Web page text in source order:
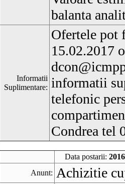
balanta
Informatii
Suplimentare:
Ofertele pot
15.02.2017
informatii
telefonic
Condrea tel
Data postarii:
Anunt: Achizitie